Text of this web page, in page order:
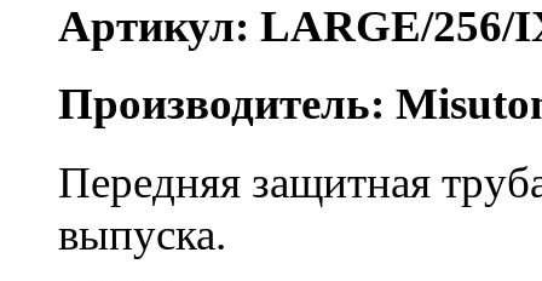
Артикул: LARGE/256/
Производитель:
Передняя защитная
выпуска.